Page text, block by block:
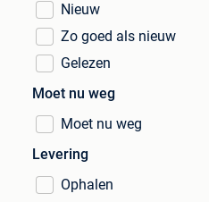
Nieuw
Zo goed als nieuw
Gelezen
Moet nu weg
Moet nu weg
Levering
Ophalen